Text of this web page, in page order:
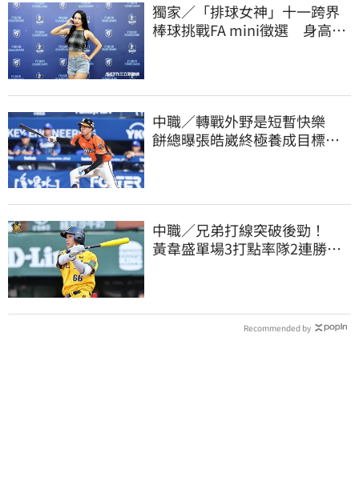
獨家／「排球女神」十一跨界
棒球挑戰FA mini徵選 身高
中職／轉戰外野是短暫快樂
餅總曝張皓崴終極養成目標：
中職／兄弟打線突破後勁！
黃韋盛單場3打點率隊2連勝雄
Recommended by